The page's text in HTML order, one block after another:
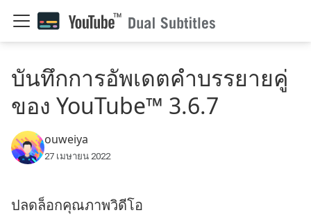
บันทึกการอัพเดตคำบรรยายคู่
ของ YouTube™ 3.6.7
ouweiya
27 เมษายน 2022
ปลดล็อกคุณภาพวิดีโอ